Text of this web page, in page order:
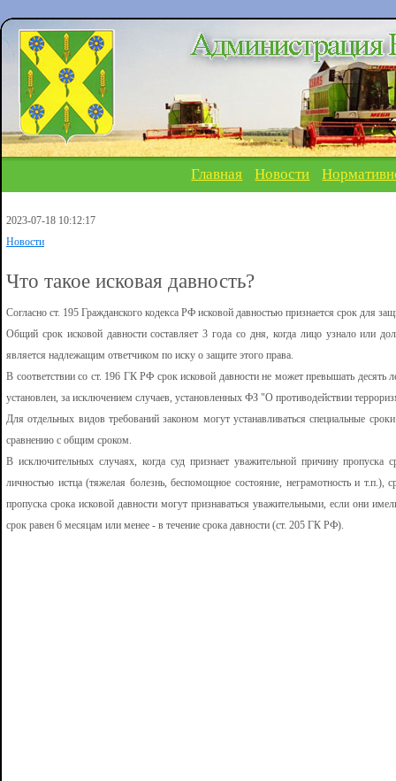
Главная Новости
2023-07-18 10:12:17
Новости
Что такое исковая давность?
Согласно ст. 195 Гражданского кодекса РФ исковой давностью признается срок для
Общий срок исковой давности составляет 3 года со дня, когда лицо узнало или
является надлежащим ответчиком по иску о защите этого права.
В соответствии со ст. 196 ГК РФ срок исковой давности не может превышать десять
установлен, за исключением случаев, установленных ФЗ "О противодействии
Для отдельных видов требований законом могут устанавливаться специальные
сравнению с общим сроком.
В исключительных случаях, когда суд признает уважительной причину пропуска
личностью истца (тяжелая болезнь, беспомощное состояние, неграмотность и
пропуска срока исковой давности могут признаваться уважительными, если они
срок равен 6 месяцам или менее - в течение срока давности (ст. 205 ГК РФ).